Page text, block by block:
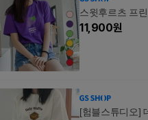
스윗후르츠 프
11,900원
[험블스튜디오]